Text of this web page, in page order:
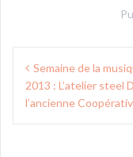
Navigation
de
l’article
Semaine de la
2013 : L’atelier steel
l’ancienne